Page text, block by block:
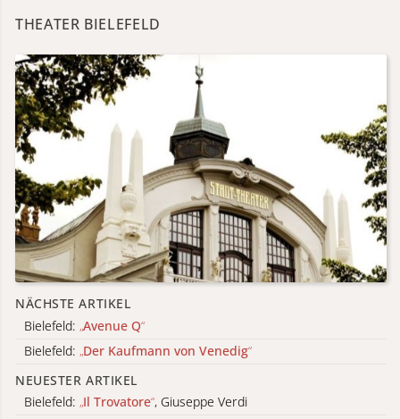
THEATER BIELEFELD
NÄCHSTE ARTIKEL
Bielefeld: „Avenue Q“
Bielefeld: „Der Kaufmann von Venedig“
NEUESTER ARTIKEL
Bielefeld: „Il Trovatore“, Giuseppe Verdi